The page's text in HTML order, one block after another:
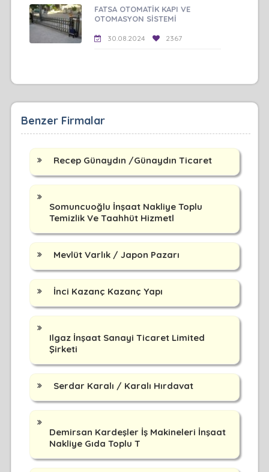
FATSA OTOMATİK KAPI VE
OTOMASYON SİSTEMİ
30.08.2024 2367
Benzer Firmalar
Recep Günaydın /Günaydın Ticaret
Somuncuoğlu İnşaat Nakliye Toplu
Temizlik Ve Taahhüt Hizmetl
Mevlüt Varlık / Japon Pazarı
İnci Kazanç Kazanç Yapı
Ilgaz İnşaat Sanayi Ticaret Limited
Şirketi
Serdar Karalı / Karalı Hırdavat
Demirsan Kardeşler İş Makineleri İnşaat
Nakliye Gıda Toplu T